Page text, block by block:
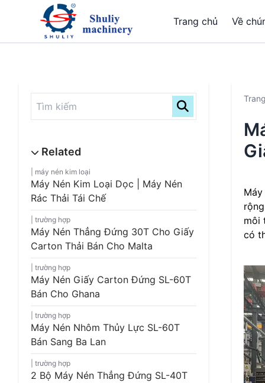
Trang chủ Về
máy nén kim loại
Máy Nén Kim Loại Dọc | Máy Nén
Rác Thải Tái Chế
trường hợp
Máy Nén Thẳng Đứng 30T Cho Giấy
Carton Thải Bán Cho Malta
trường hợp
Máy Nén Giấy Carton Đứng SL-60T
Bán Cho Ghana
trường hợp
Máy Nén Nhôm Thủy Lực SL-60T
Bán Sang Ba Lan
trường hợp
2 Bộ Máy Nén Thẳng Đứng SL-40T
môi
có